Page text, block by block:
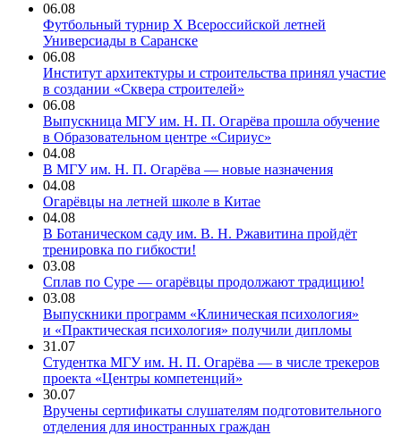
06.08
Футбольный турнир X Всероссийской летней
Универсиады в Саранске
06.08
Институт архитектуры и строительства принял участие
в создании «Сквера строителей»
06.08
Выпускница МГУ им. Н. П. Огарёва прошла обучение
в Образовательном центре «Сириус»
04.08
В МГУ им. Н. П. Огарёва — новые назначения
04.08
Огарёвцы на летней школе в Китае
04.08
В Ботаническом саду им. В. Н. Ржавитина пройдёт
тренировка по гибкости!
03.08
Сплав по Суре — огарёвцы продолжают традицию!
03.08
Выпускники программ «Клиническая психология»
и «Практическая психология» получили дипломы
31.07
Студентка МГУ им. Н. П. Огарёва — в числе трекеров
проекта «Центры компетенций»
30.07
Вручены сертификаты слушателям подготовительного
отделения для иностранных граждан